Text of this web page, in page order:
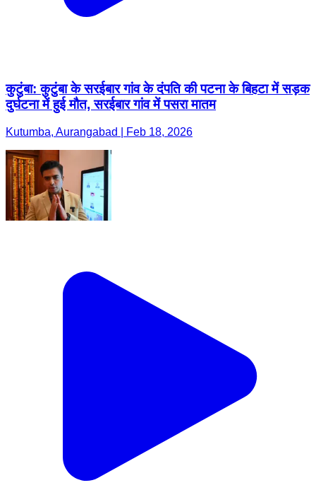
कुटुंबा: कुटुंबा के सरईबार गांव के दंपति की पटना के बिहटा में सड़क
दुर्घटना में हुई मौत, सरईबार गांव में पसरा मातम
Kutumba, Aurangabad | Feb 18, 2026